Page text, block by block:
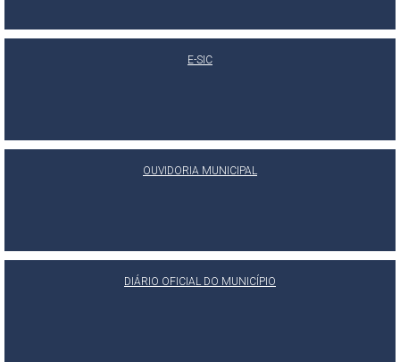
E-SIC
OUVIDORIA MUNICIPAL
DIÁRIO OFICIAL DO MUNICÍPIO